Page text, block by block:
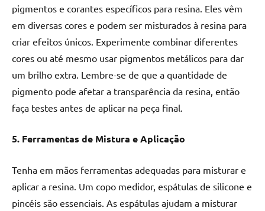
pigmentos e corantes específicos para resina. Eles vêm
em diversas cores e podem ser misturados à resina para
criar efeitos únicos. Experimente combinar diferentes
cores ou até mesmo usar pigmentos metálicos para dar
um brilho extra. Lembre-se de que a quantidade de
pigmento pode afetar a transparência da resina, então
faça testes antes de aplicar na peça final.
5. Ferramentas de Mistura e Aplicação
Tenha em mãos ferramentas adequadas para misturar e
aplicar a resina. Um copo medidor, espátulas de silicone e
pincéis são essenciais. As espátulas ajudam a misturar